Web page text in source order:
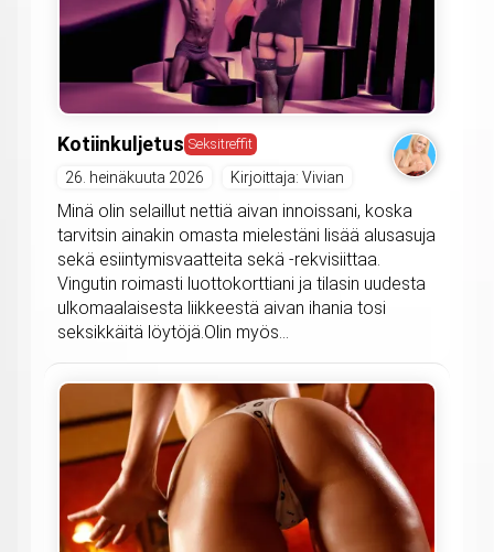
Kotiinkuljetus Seksitreffit
26. heinäkuuta 2026 Kirjoittaja: Vivian
Minä olin selaillut nettiä aivan innoissani, koska
tarvitsin ainakin omasta mielestäni lisää alusasuja
sekä esiintymisvaatteita sekä -rekvisiittaa.
Vingutin roimasti luottokorttiani ja tilasin uudesta
ulkomaalaisesta liikkeestä aivan ihania tosi
seksikkäitä löytöjä.Olin myös...